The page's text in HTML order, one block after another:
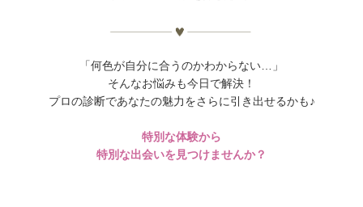
「何色が自分に合うのかわからない…」
そんなお悩みも今日で解決！
プロの診断であなたの魅力をさらに引き出せるかも♪
特別な体験から
特別な出会いを見つけませんか？